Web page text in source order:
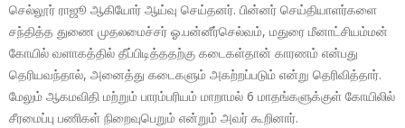
செல்லூர் ராஜூ ஆகியோர் ஆய்வு செய்தனர். பின்னர் செய்தியாளர்களை
சந்தித்த துணை முதலமைச்சர் ஓ.பன்னீர்செல்வம், மதுரை மீனாட்சியம்மன்
கோயில் வளாகத்தில் தீப்பிடித்ததற்கு கடைகள்தான் காரணம் என்பது
தெரியவந்தால், அனைத்து கடைகளும் அகற்றப்படும் என்று தெரிவித்தார்.
மேலும் ஆகமவிதி மற்றும் பாரம்பரியம் மாறாமல் 6 மாதங்களுக்குள் கோயிலில்
சீரமைப்பு பணிகள் நிறைவுபெறும் என்றும் அவர் கூறினார்.